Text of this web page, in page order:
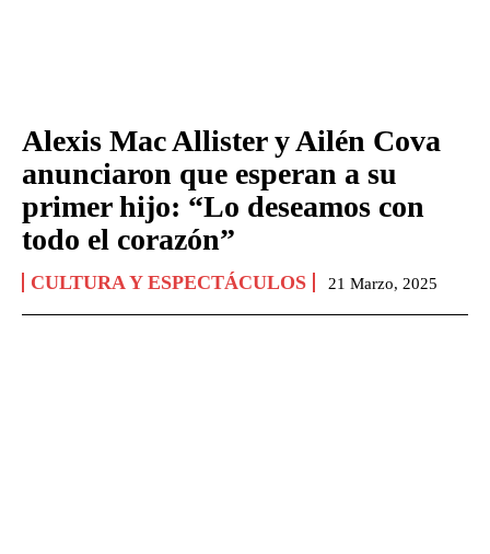
Alexis Mac Allister y Ailén Cova
anunciaron que esperan a su
primer hijo: “Lo deseamos con
todo el corazón”
CULTURA Y ESPECTÁCULOS 21 Marzo, 2025